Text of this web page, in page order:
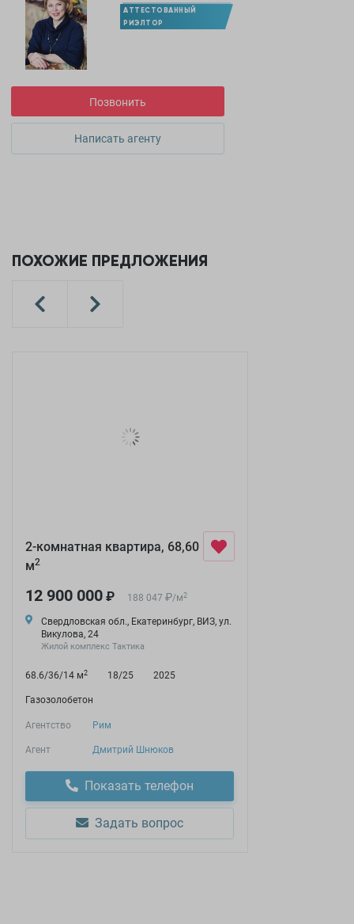
АТТЕСТОВАННЫЙ
РИЭЛТОР
Позвонить
Написать агенту
ПОХОЖИЕ ПРЕДЛОЖЕНИЯ
2-комнатная квартира, 68,60
м2
12 900 000 ₽ 188 047 ₽/м2
Свердловская обл., Екатеринбург, ВИЗ, ул.
Викулова, 24
Жилой комплекс Тактика
68.6/36/14 м2 18/25 2025
Газозолобетон
Агентство Рим
Агент Дмитрий Шнюков
Показать телефон
Задать вопрос